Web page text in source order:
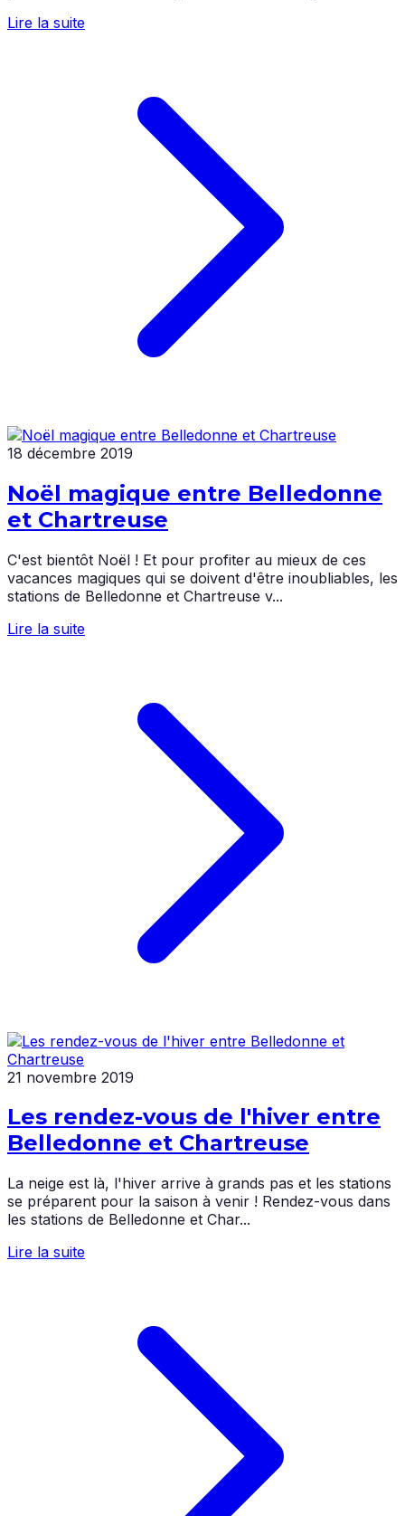
Lire la suite
18 décembre 2019
Noël magique entre Belledonne
et Chartreuse
C'est bientôt Noël ! Et pour profiter au mieux de ces
vacances magiques qui se doivent d'être inoubliables, les
stations de Belledonne et Chartreuse v...
Lire la suite
21 novembre 2019
Les rendez-vous de l'hiver entre
Belledonne et Chartreuse
La neige est là, l'hiver arrive à grands pas et les stations
se préparent pour la saison à venir ! Rendez-vous dans
les stations de Belledonne et Char...
Lire la suite